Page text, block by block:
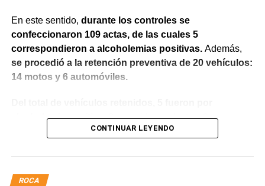
En este sentido, durante los controles se
confeccionaron 109 actas, de las cuales 5
correspondieron a alcoholemias positivas. Además,
se procedió a la retención preventiva de 20 vehículos:
14 motos y 6 automóviles.
alcoholemia positiva, 2 por ruidos molestos, 2 por
delegar el manejo a menores de edad y 7 por falta de
CONTINUAR LEYENDO
ROCA